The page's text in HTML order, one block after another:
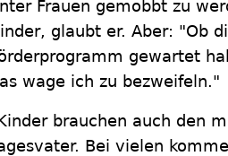
Frauen gemobbt zu
glaubt er. Aber: "Ob
gewartet
wage ich zu bezweifeln."
brauchen auch den
Bei vielen